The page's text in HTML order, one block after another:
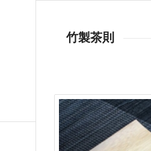
竹製茶則